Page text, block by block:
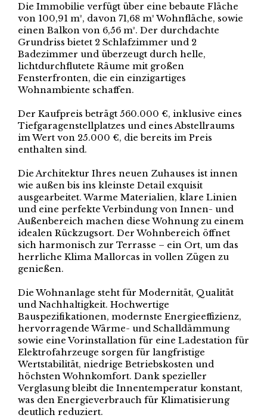
Die Immobilie verfügt über eine bebaute Fläche
von 100,91 m², davon 71,68 m² Wohnfläche, sowie
einen Balkon von 6,56 m². Der durchdachte
Grundriss bietet 2 Schlafzimmer und 2
Badezimmer und überzeugt durch helle,
lichtdurchflutete Räume mit großen
Fensterfronten, die ein einzigartiges
Wohnambiente schaffen.
Der Kaufpreis beträgt 560.000 €, inklusive eines
Tiefgaragenstellplatzes und eines Abstellraums
im Wert von 25.000 €, die bereits im Preis
enthalten sind.
Die Architektur Ihres neuen Zuhauses ist innen
wie außen bis ins kleinste Detail exquisit
ausgearbeitet. Warme Materialien, klare Linien
und eine perfekte Verbindung von Innen- und
Außenbereich machen diese Wohnung zu einem
idealen Rückzugsort. Der Wohnbereich öffnet
sich harmonisch zur Terrasse – ein Ort, um das
herrliche Klima Mallorcas in vollen Zügen zu
genießen.
Die Wohnanlage steht für Modernität, Qualität
und Nachhaltigkeit. Hochwertige
Bauspezifikationen, modernste Energieeffizienz,
hervorragende Wärme- und Schalldämmung
sowie eine Vorinstallation für eine Ladestation für
Elektrofahrzeuge sorgen für langfristige
Wertstabilität, niedrige Betriebskosten und
höchsten Wohnkomfort. Dank spezieller
Verglasung bleibt die Innentemperatur konstant,
was den Energieverbrauch für Klimatisierung
deutlich reduziert.